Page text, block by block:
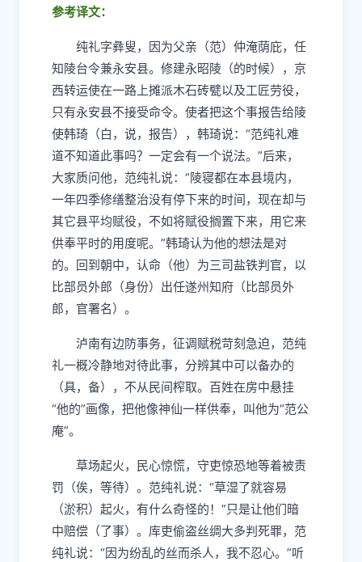
参考译文：
纯礼字彝叟，因为父亲（范）仲淹荫庇，任
知陵台令兼永安县。修建永昭陵（的时候），京
西转运使在一路上摊派木石砖甓以及工匠劳役，
只有永安县不接受命令。使者把这个事报告给陵
使韩琦（白，说，报告），韩琦说：“范纯礼难
道不知道此事吗？一定会有一个说法。”后来，
大家质问他，范纯礼说：“陵寝都在本县境内，
一年四季修缮整治没有停下来的时间，现在却与
其它县平均赋役，不如将赋役搁置下来，用它来
供奉平时的用度呢。”韩琦认为他的想法是对
的。回到朝中，认命（他）为三司盐铁判官，以
比部员外郎（身份）出任遂州知府（比部员外
郎，官署名）。
泸南有边防事务，征调赋税苛刻急迫，范纯
礼一概冷静地对待此事，分辨其中可以备办的
（具，备），不从民间榨取。百姓在房中悬挂
“他的”画像，把他像神仙一样供奉，叫他为“范公
庵”。
草场起火，民心惊慌，守吏惊恐地等着被责
罚（俟，等待）。范纯礼说：“草湿了就容易
（淤积）起火，有什么奇怪的！”只是让他们暗
中赔偿（了事）。库吏偷盗丝绸大多判死罪，范
纯礼说：“因为纷乱的丝而杀人，我不忍心。”听